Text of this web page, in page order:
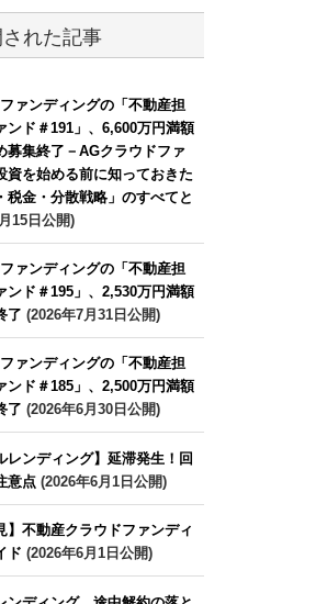
れた記事
ァンディングの「不動産担
ンド＃191」、6,600万円満額
募集終了－AGクラウドファ
資を始める前に知っておきた
税金・分散戦略」のすべてと
15日公開)
ァンディングの「不動産担
ンド＃195」、2,530万円満額
了 (2026年7月31日公開)
ァンディングの「不動産担
ンド＃185」、2,500万円満額
了 (2026年6月30日公開)
レンディング】延滞発生！回
意点(2026年6月1日公開)
】不動産クラウドファンディ
ド (2026年6月1日公開)